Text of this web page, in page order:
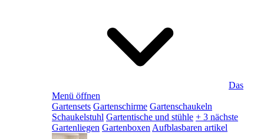
Das
Menü öffnen
Gartensets Gartenschirme Gartenschaukeln
Schaukelstuhl Gartentische und stühle + 3 nächste
Gartenliegen Gartenboxen Aufblasbaren artikel